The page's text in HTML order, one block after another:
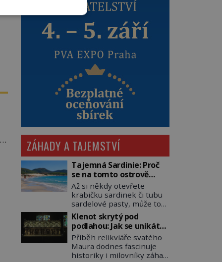
ZÁHADY A TAJEMSTVÍ
Tajemná Sardinie: Proč
se na tomto ostrově
nedoporučuje pytlovat
„mořské brambory“?
Až si někdy otevřete
krabičku sardinek či tubu
sardelové pasty, může to
být i lehké pozvání na
cestu do srdce
Středozemního moře, na
ostrov hrdých Sardů.
Věděli jste, že to byl právě
italský ostrov Sardinie,
Klenot skrytý pod
podlahou: Jak se unikátní
románský poklad dostal
do zapadlého Bečova?
Příběh relikviáře svatého
Maura dodnes fascinuje
historiky i milovníky záhad